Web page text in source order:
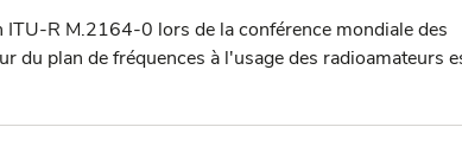
R M.2164-0 lors de la conférence mondiale des
du plan de fréquences à l'usage des radioamateurs